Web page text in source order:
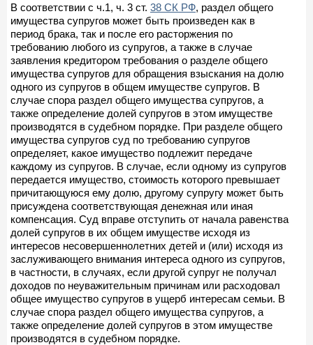
В соответствии с ч.1, ч. 3 ст. 38 СК РФ, раздел общего
имущества супругов может быть произведен как в
период брака, так и после его расторжения по
требованию любого из супругов, а также в случае
заявления кредитором требования о разделе общего
имущества супругов для обращения взыскания на долю
одного из супругов в общем имуществе супругов. В
случае спора раздел общего имущества супругов, а
также определение долей супругов в этом имуществе
производятся в судебном порядке. При разделе общего
имущества супругов суд по требованию супругов
определяет, какое имущество подлежит передаче
каждому из супругов. В случае, если одному из супругов
передается имущество, стоимость которого превышает
причитающуюся ему долю, другому супругу может быть
присуждена соответствующая денежная или иная
компенсация. Суд вправе отступить от начала равенства
долей супругов в их общем имуществе исходя из
интересов несовершеннолетних детей и (или) исходя из
заслуживающего внимания интереса одного из супругов,
в частности, в случаях, если другой супруг не получал
доходов по неуважительным причинам или расходовал
общее имущество супругов в ущерб интересам семьи. В
случае спора раздел общего имущества супругов, а
также определение долей супругов в этом имуществе
производятся в судебном порядке.